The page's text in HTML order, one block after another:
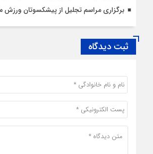
برگزاری مراسم تجلیل از پیشکسوتان ورزش
ثبت دیدگاه